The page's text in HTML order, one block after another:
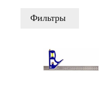
Фильтры